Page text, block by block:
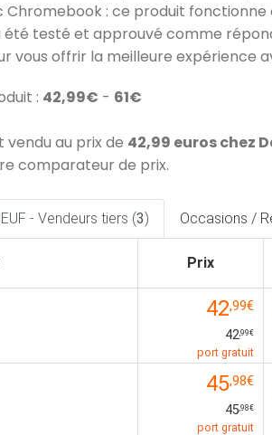
: ce produit
été testé et approuvé comme
vous offrir la meilleure expérience
: 42,99€ - 61€
vendu au prix de 42,99 euros chez
comparateur de prix.
- Vendeurs tiers (3) Occasions /
Prix
42,99€
42,99€
port gratuit
45,98€
45,98€
port gratuit